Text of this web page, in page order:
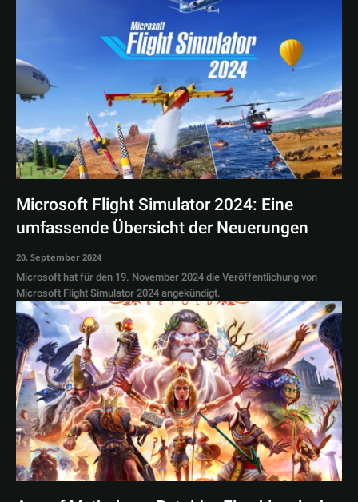
Microsoft Flight Simulator 2024: Eine
umfassende Übersicht der Neuerungen
20. September 2024
Microsoft hat für den 19. November 2024 die Veröffentlichung von
Microsoft Flight Simulator 2024 angekündigt.